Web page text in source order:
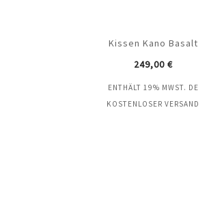
Kissen Kano Basalt
249,00 €
ENTHÄLT 19% MWST. DE
KOSTENLOSER VERSAND